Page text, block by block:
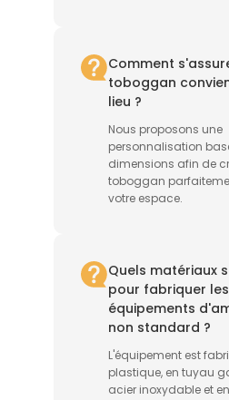
Comment
toboggan
lieu ?
Nous proposons une
personnalisation
dimensions afin de
toboggan
votre espace.
Quels matériaux
pour fabriquer les
équipements
non standard ?
L'équipement est
plastique, en tuyau
acier inoxydable et